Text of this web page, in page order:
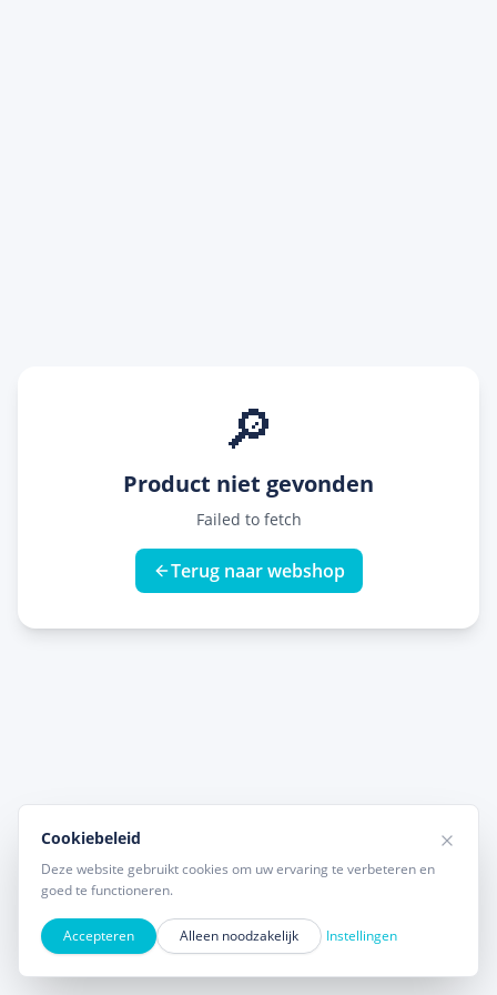
🔎
Product niet gevonden
Failed to fetch
Terug naar webshop
Cookiebeleid
Deze website gebruikt cookies om uw ervaring te verbeteren en
goed te functioneren.
Accepteren Alleen noodzakelijk Instellingen